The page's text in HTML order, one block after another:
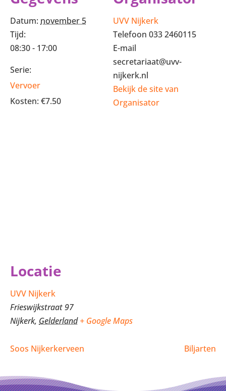
Datum: november 5
Tijd:
08:30 - 17:00
Serie:
Vervoer
Kosten: €7.50
UVV Nijkerk
Telefoon 033 2460115
E-mail
secretariaat@uvv-
nijkerk.nl
Bekijk de site van
Organisator
Locatie
UVV Nijkerk
Frieswijkstraat 97
Nijkerk, Gelderland + Google Maps
Soos Nijkerkerveen Biljarten